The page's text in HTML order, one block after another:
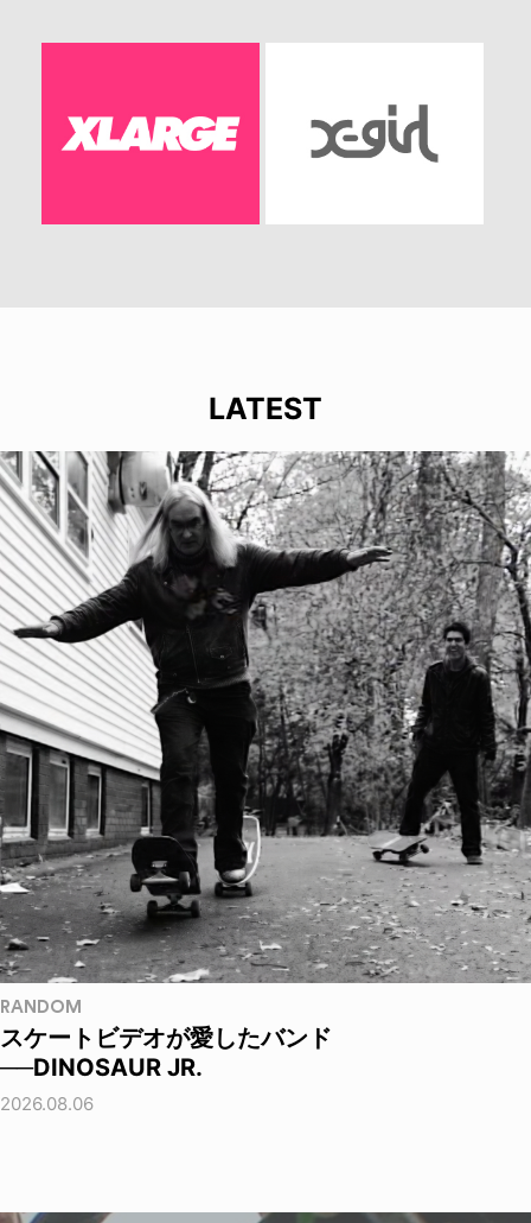
LATEST
RANDOM
スケートビデオが愛したバンド
──DINOSAUR JR.
2026.08.06